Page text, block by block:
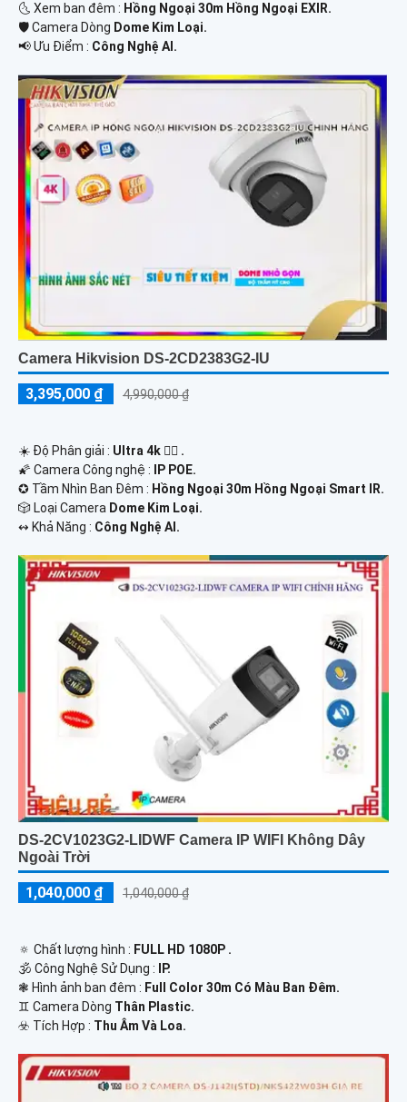
🌜 Xem ban đêm : Hồng Ngoại 30m Hồng Ngoại EXIR.
🛡 Camera Dòng Dome Kim Loại.
️📢 Ưu Điểm : Công Nghệ AI.
Camera Hikvision DS-2CD2383G2-IU
3,395,000 ₫ 4,990,000 ₫
☀️ Độ Phân giải : Ultra 4k 👍🏾 .
🌠 Camera Công nghệ :
IP POE.
✪ Tầm Nhìn Ban Đêm : Hồng Ngoại 30m Hồng Ngoại Smart IR.
🎲 Loại Camera Dome Kim Loại.
️↭ Khả Năng : Công Nghệ AI.
DS-2CV1023G2-LIDWF Camera IP WIFI Không Dây
Ngoài Trời
1,040,000 ₫ 1,040,000 ₫
🔅 Chất lượng hình : FULL HD 1080P .
🕉️ Công Nghệ Sử Dụng :
IP.
❃ Hình ảnh ban đêm : Full Color 30m Có Màu Ban Ðêm.
♊ Camera Dòng Thân Plastic.
️☣️ Tích Hợp : Thu Âm Và Loa.